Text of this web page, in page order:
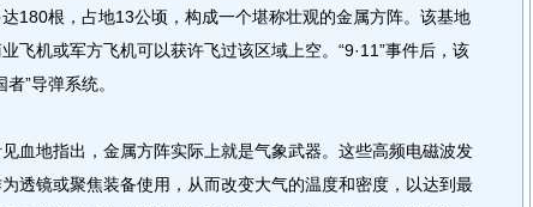
180根，占地13公顷，构成一个堪称壮观的金属方阵。该基地
飞机或军方飞机可以获许飞过该区域上空。“9·11”事件后，该
”导弹系统。
地指出，金属方阵实际上就是气象武器。这些高频电磁波发
透镜或聚焦装备使用，从而改变大气的温度和密度，以达到最